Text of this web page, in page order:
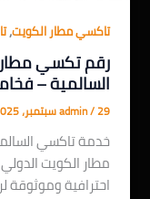
تاكسي مطار الكويت,
السالمية –
admin/29 سبتمبر، 2025
خدمة تاكسي
احترافية وموثوقة